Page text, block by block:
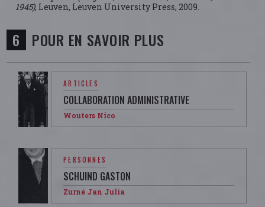
1945), Leuven, Leuven University Press, 2009.
POUR EN SAVOIR PLUS
ARTICLES
COLLABORATION ADMINISTRATIVE
Wouters Nico
PERSONNES
SCHUIND GASTON
Zurné Jan Julia